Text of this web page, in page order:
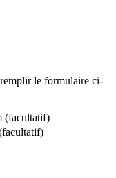
le formulaire ci-
(facultatif)